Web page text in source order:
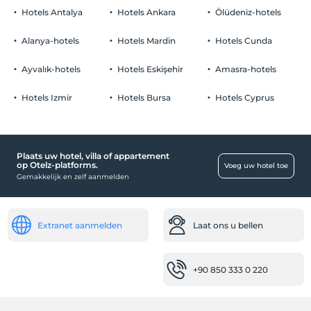
Cafetaria
winkelcentra
Antibacteriële kamerfaciliteit
kinderbed
Gastouder
kinderen
1 kind(eren) tot de leeftijd van 6 per kamer wordt/worden niet in
rekening gebracht
Hotels Antalya
Alanya-hotels
Ayvalık-hotels
Hotels Izmir
Hotels Ankara
Hotels Mardin
Hotels Eskişehir
Hotels Bursa
Ölüdeniz-hotels
Hotels Cunda
Amasra-hotels
Hotels Cyprus
Plaats uw hotel, villa of appartement
op Otelz-platforms.
Gemakkelijk en zelf aanmelden
Voeg uw hotel toe
Extranet aanmelden Laat ons u bellen
+90 850 333 0 220